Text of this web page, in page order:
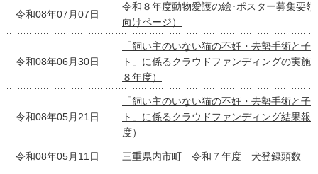
令和08年07月07日
令和８年度動物愛護の絵･ポスター募集要
向けページ）
令和08年06月30日
「飼い主のいない猫の不妊・去勢手術と子
ト」に係るクラウドファンディングの実施
８年度）
令和08年05月21日
「飼い主のいない猫の不妊・去勢手術と子
ト」に係るクラウドファンディング結果報
度）
令和08年05月11日 三重県内市町 令和７年度 犬登録頭数